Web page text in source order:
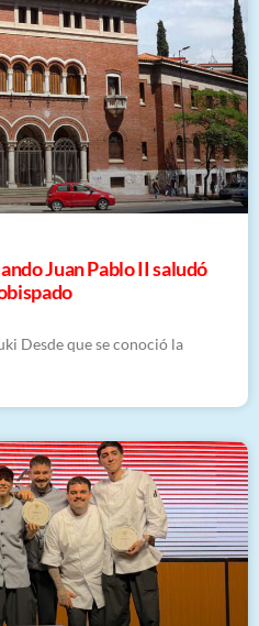
Juan Pablo II saludó
Desde que se conoció la